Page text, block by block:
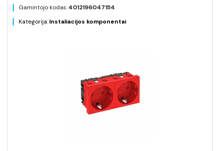
Gamintojo kodas:4012196047154
Kategorija:Instaliacijos komponentai